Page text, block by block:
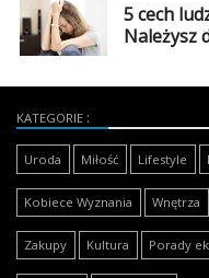
5 cech
Należysz
KATEGORIE
Uroda Miłość Lifestyle
Kobiece Wyznania Wnętrza
Zakupy Kultura Porady